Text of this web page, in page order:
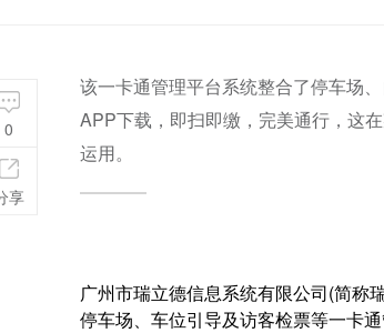
该一卡通管理平台系统整合了停车场
APP下载，即扫即缴，完美通行，这
运用。
广州市瑞立德信息系统有限公司(简称
停车场、车位引导及访客检票等一卡
0
享